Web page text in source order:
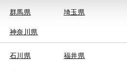
群馬県 埼玉県
神奈川県
石川県 福井県
電話